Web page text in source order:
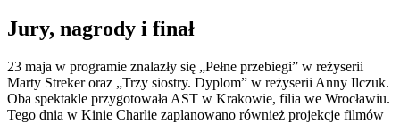
Jury, nagrody i finał
23 maja w programie znalazły się „Pełne przebiegi” w reżyserii
Marty Streker oraz „Trzy siostry. Dyplom” w reżyserii Anny Ilczuk.
Oba spektakle przygotowała AST w Krakowie, filia we Wrocławiu.
Tego dnia w Kinie Charlie zaplanowano również projekcje filmów